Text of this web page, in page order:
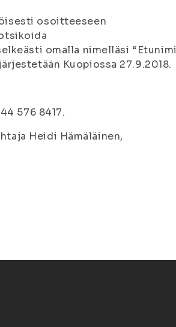
osoitteeseen
omalla nimelläsi “Etunimi
Kuopiossa 27.9.2018.
576 8417.
Heidi Hämäläinen,